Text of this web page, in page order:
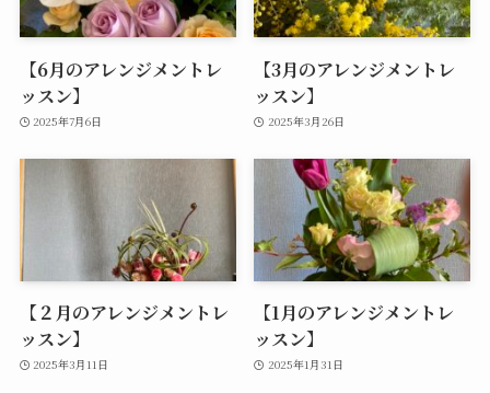
【6月のアレンジメントレ
ッスン】
2025年7月6日
【3月のアレンジメントレ
ッスン】
2025年3月26日
【２月のアレンジメントレ
ッスン】
2025年3月11日
【1月のアレンジメントレ
ッスン】
2025年1月31日